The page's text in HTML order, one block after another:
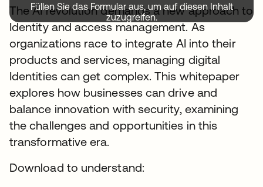
Füllen Sie das Formular aus, um auf diesen Inhalt
zuzugreifen.
The AI revolution demands a new approach to
Identity and access management. As
organizations race to integrate AI into their
products and services, managing digital
Identities can get complex. This whitepaper
explores how businesses can drive and
balance innovation with security, examining
the challenges and opportunities in this
transformative era.
Download to understand: